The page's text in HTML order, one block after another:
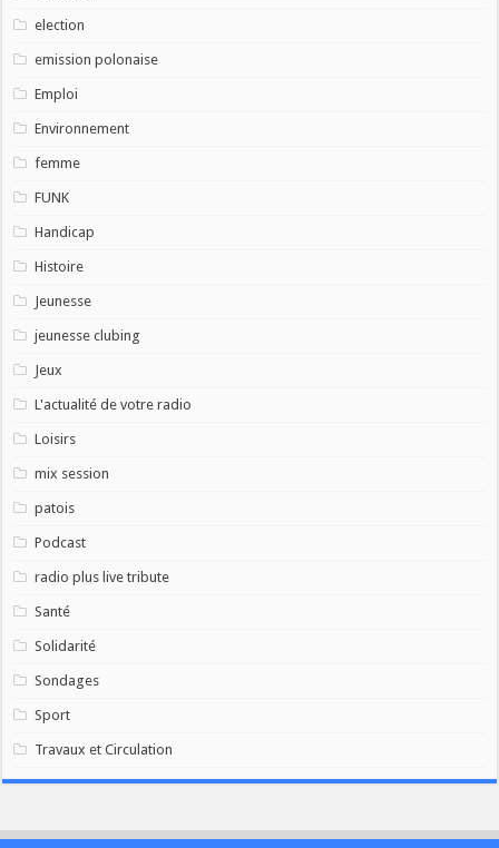
election
emission polonaise
Emploi
Environnement
femme
FUNK
Handicap
Histoire
Jeunesse
jeunesse clubing
Jeux
L'actualité de votre radio
Loisirs
mix session
patois
Podcast
radio plus live tribute
Santé
Solidarité
Sondages
Sport
Travaux et Circulation